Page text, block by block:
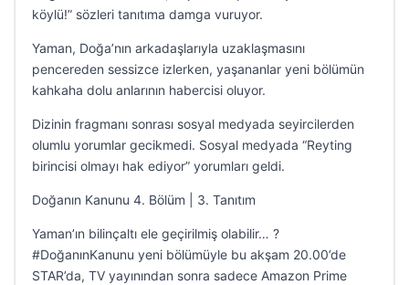
köylü!” sözleri tanıtıma damga vuruyor.
Yaman, Doğa’nın arkadaşlarıyla uzaklaşmasını
pencereden sessizce izlerken, yaşananlar yeni bölümün
kahkaha dolu anlarının habercisi oluyor.
Dizinin fragmanı sonrası sosyal medyada seyircilerden
olumlu yorumlar gecikmedi. Sosyal medyada “Reyting
birincisi olmayı hak ediyor” yorumları geldi.
Doğanın Kanunu 4. Bölüm | 3. Tanıtım
Yaman’ın bilinçaltı ele geçirilmiş olabilir… ?
#DoğanınKanunu yeni bölümüyle bu akşam 20.00’de
STAR’da, TV yayınından sonra sadece Amazon Prime